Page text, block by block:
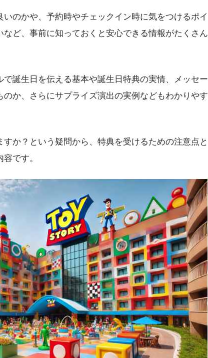
のかや、予約時やチェックイン時に気をつけるポイ
ど、事前に知っておくと安心できる情報がたくさん
誕生日を伝える基本や誕生日特典の実情、メッセー
か、さらにサプライズ演出の実例などもわかりやす
か？という疑問から、特典を受けるための注意点と
です。